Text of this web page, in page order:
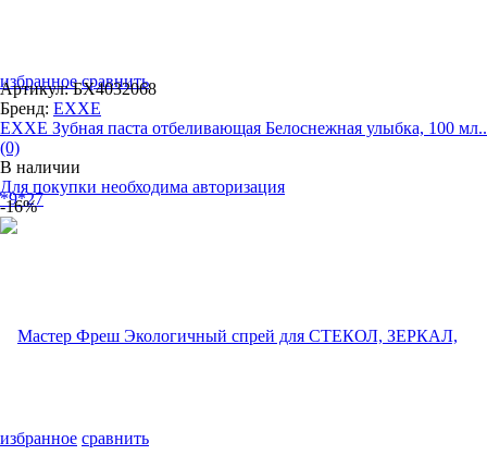
избранное сравнить
избранное сравнить
Артикул: БХ4032068
Бренд: EXXE
EXXE Зубная паста отбеливающая Белоснежная улыбка, 100
(0)
В наличии
Для покупки необходима авторизация
-16%